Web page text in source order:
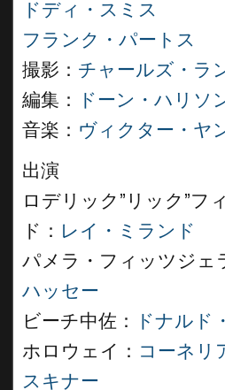
ドディ・スミス
フランク・パートス
撮影： チャールズ・ラ
編集：
ドーン・ハリソ
音楽： ヴィクター・ヤ
出演
ロデリック”リック”フ
ド： レイ・ミランド
パメラ・フィッツジェ
ハッセー
ビーチ中佐：
ドナルド
ホロウェイ： コーネリ
スキナー